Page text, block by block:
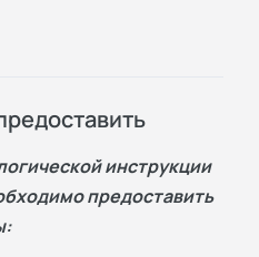
инструкции
предоставить